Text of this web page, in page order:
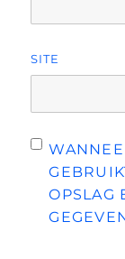
SITE
OPSLAG